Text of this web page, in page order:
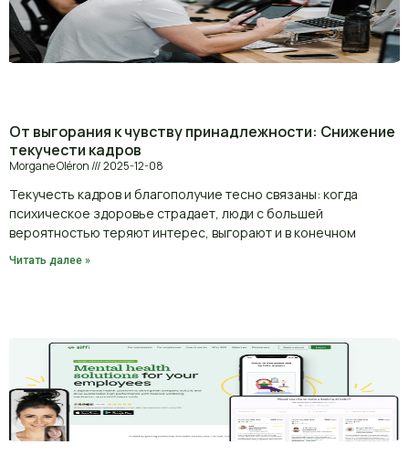
От выгорания к чувству принадлежности: Снижение
текучести кадров
Morgane Oléron 2025-12-08
Текучесть кадров и благополучие тесно связаны: когда
психическое здоровье страдает, люди с большей
вероятностью теряют интерес, выгорают и в конечном
Читать далее »